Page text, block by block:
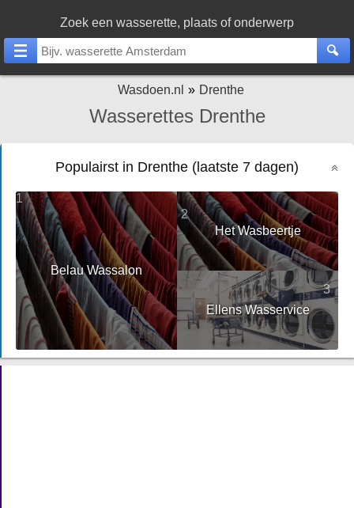
Zoek een wasserette, plaats of onderwerp
Wasdoen.nl Drenthe
Wasserettes Drenthe
Populairst in Drenthe (laatste 7 dagen)
1
Belau Wassalon
2
Het Wasbeertje
3
Ellens Wasservice